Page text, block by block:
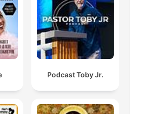
Podcast Toby Jr.